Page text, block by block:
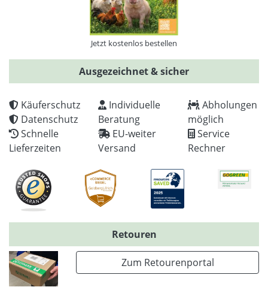
Jetzt kostenlos bestellen
Ausgezeichnet & sicher
Käuferschutz
Datenschutz
Schnelle
Lieferzeiten
Individuelle
Beratung
EU-weiter
Versand
Abholungen
möglich
Service
Rechner
Retouren
Zum Retourenportal